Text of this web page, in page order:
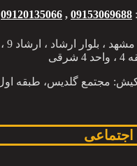
09153069688
,
09120135066
مجتمع گلدیس، طبقه اول،